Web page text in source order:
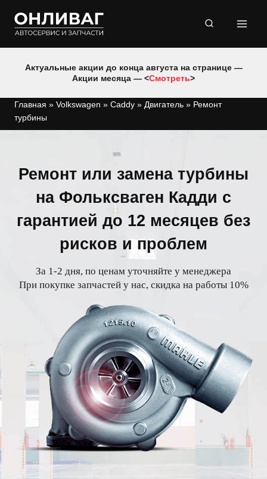
содержимому
Актуальные акции до конца августа на странице —
Акции месяца — <Смотреть>
Главная » Volkswagen » Caddy » Двигатель » Ремонт
турбины
Ремонт или замена турбины
на Фольксваген Кадди с
гарантией до 12 месяцев без
рисков и проблем
За 1-2 дня, по ценам уточняйте у менеджера
При покупке запчастей у нас, скидка на работы 10%